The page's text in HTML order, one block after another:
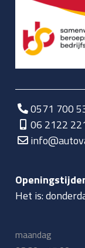
0571 700
06 2122
Het is:
maandag